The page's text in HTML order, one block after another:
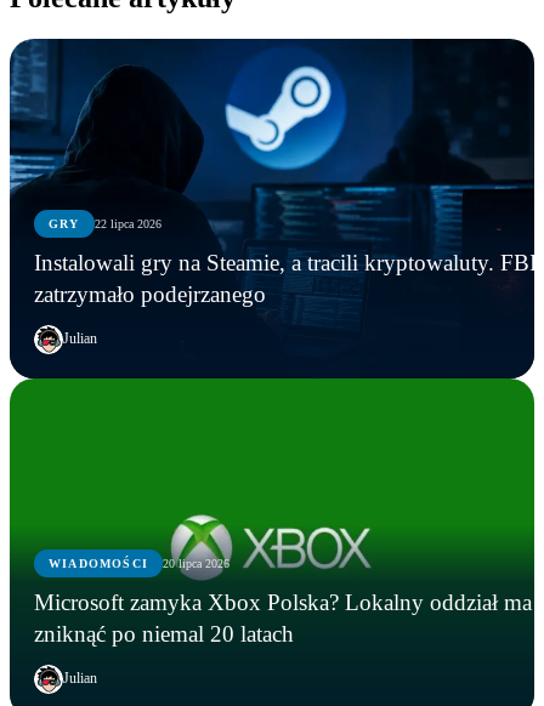
GRY 22 lipca 2026
Instalowali gry na Steamie, a tracili kryptowaluty. FBI
zatrzymało podejrzanego
Julian
WIADOMOŚCI 20 lipca 2026
Microsoft zamyka Xbox Polska? Lokalny oddział ma
zniknąć po niemal 20 latach
Julian